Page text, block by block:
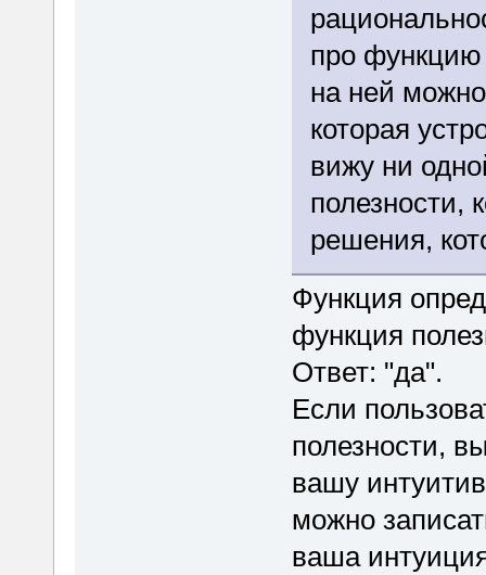
про функцию
на ней
которая
вижу ни
полезности,
решения,
Функция
функция
Ответ: "да".
Если
полезности,
вашу
можно
ваша